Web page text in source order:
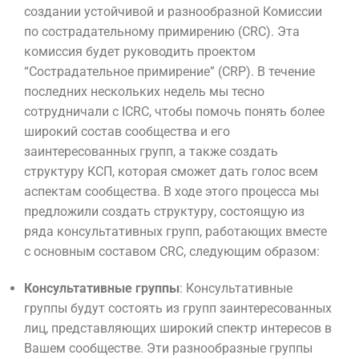
создании устойчивой и разнообразной Комиссии
по сострадательному примирению (CRC). Эта
комиссия будет руководить проектом
“Сострадательное примирение” (CRP). В течение
последних нескольких недель мы тесно
сотрудничали с ICRC, чтобы помочь понять более
широкий состав сообщества и его
заинтересованных групп, а также создать
структуру КСП, которая сможет дать голос всем
аспектам сообщества. В ходе этого процесса мы
предложили создать структуру, состоящую из
ряда консультативных групп, работающих вместе
с основным составом CRC, следующим образом:
Консультативные группы: Консультативные
группы будут состоять из групп заинтересованных
лиц, представляющих широкий спектр интересов в
Вашем сообществе. Эти разнообразные группы